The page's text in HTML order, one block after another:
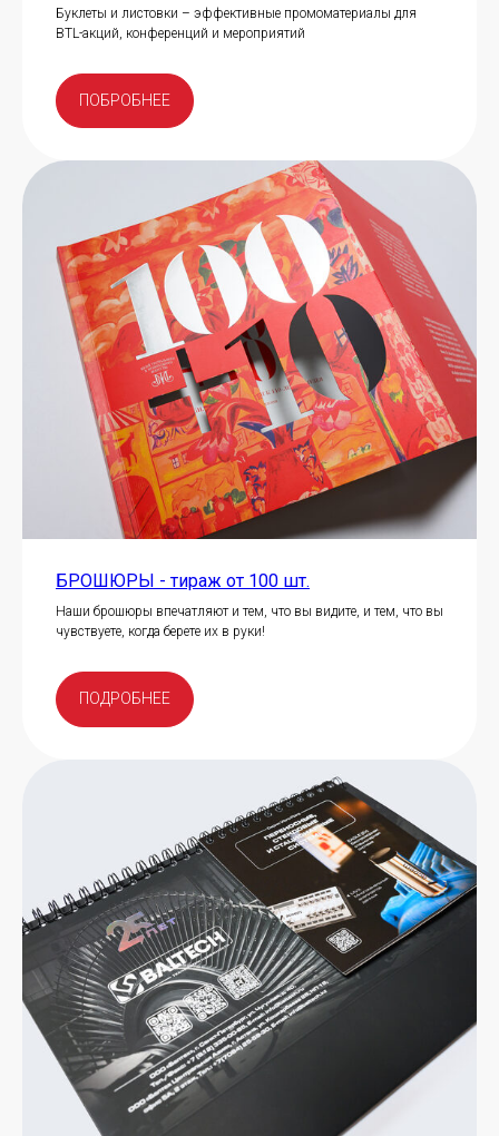
Буклеты и листовки – эффективные промоматериалы для
BTL-акций, конференций и мероприятий
ПОБРОБНЕЕ
БРОШЮРЫ - тираж от 100 шт.
Наши брошюры впечатляют и тем, что вы видите, и тем, что вы
чувствуете, когда берете их в руки!
ПОДРОБНЕЕ